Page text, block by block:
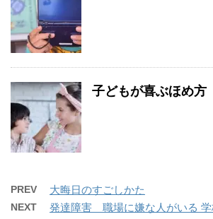
子どもが喜ぶほめ方
PREV 大晦日のすごしかた
NEXT 発達障害 職場に嫌な人がいる 学